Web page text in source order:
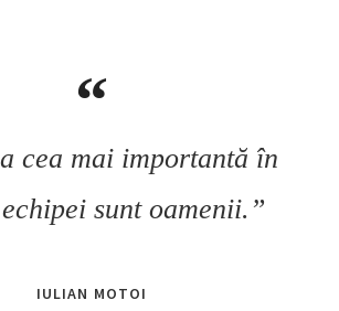
cea mai importantă în
sunt oamenii.”
IULIAN MOTOI